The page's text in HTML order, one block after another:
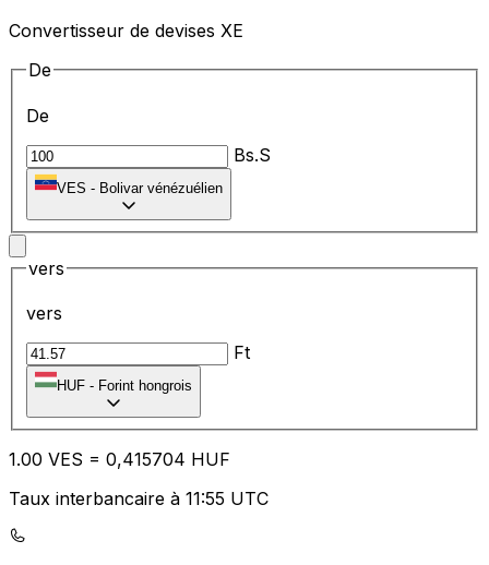
Convertisseur de devises XE
De
De
Bs.S
VES - Bolivar vénézuélien
vers
vers
Ft
HUF - Forint hongrois
1.00 VES = 0,415704 HUF
Taux interbancaire à 11:55 UTC